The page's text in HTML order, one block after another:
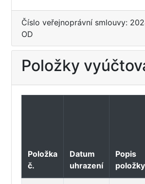
Číslo veřejnoprávní smlouvy:
OD
Položky
Položka
č.
Datum
uhrazení
Popis
položky